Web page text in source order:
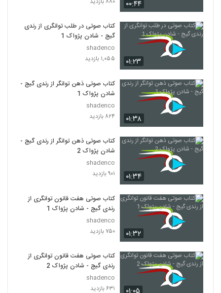
۰۰:۴۴
۰۱:۲۳
کتاب صوتی در طلب توانگری از رندی
گیج - شادن پژواک 1
shadenco
۱,۰۵۵ بازدید
۰۱:۳۸
کتاب صوتی ذهن توانگر از رندی گیج -
شادن پژواک 1
shadenco
۸۲۴ بازدید
۰۱:۳۴
کتاب صوتی ذهن توانگر از رندی گیج -
شادن پژواک 2
shadenco
۹۰۱ بازدید
۰۱:۳۲
کتاب صوتی هفت قانون توانگری از
رندی گیج - شادن پژواک 1
shadenco
۷۵۰ بازدید
کتاب صوتی هفت قانون توانگری از
رندی گیج - شادن پژواک 2
shadenco
۶۳۱ بازدید